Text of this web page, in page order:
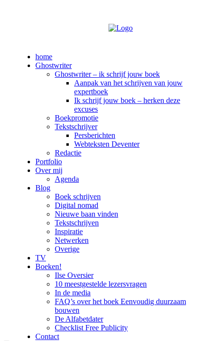
home
Ghostwriter
Ghostwriter – ik schrijf jouw boek
Aanpak van het schrijven van jouw
expertboek
Ik schrijf jouw boek – herken deze
excuses
Boekpromotie
Tekstschrijver
Persberichten
Webteksten Deventer
Redactie
Portfolio
Over mij
Agenda
Blog
Boek schrijven
Digital nomad
Nieuwe baan vinden
Tekstschrijven
Inspiratie
Netwerken
Overige
TV
Boeken!
Ilse Oversier
10 meestgestelde lezersvragen
In de media
FAQ’s over het boek Eenvoudig duurzaam
bouwen
De Alfabetdater
Checklist Free Publicity
Contact